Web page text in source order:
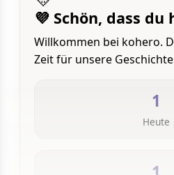
💜 Schön, dass du
Willkommen bei kohero.
Zeit für unsere
1
Heute